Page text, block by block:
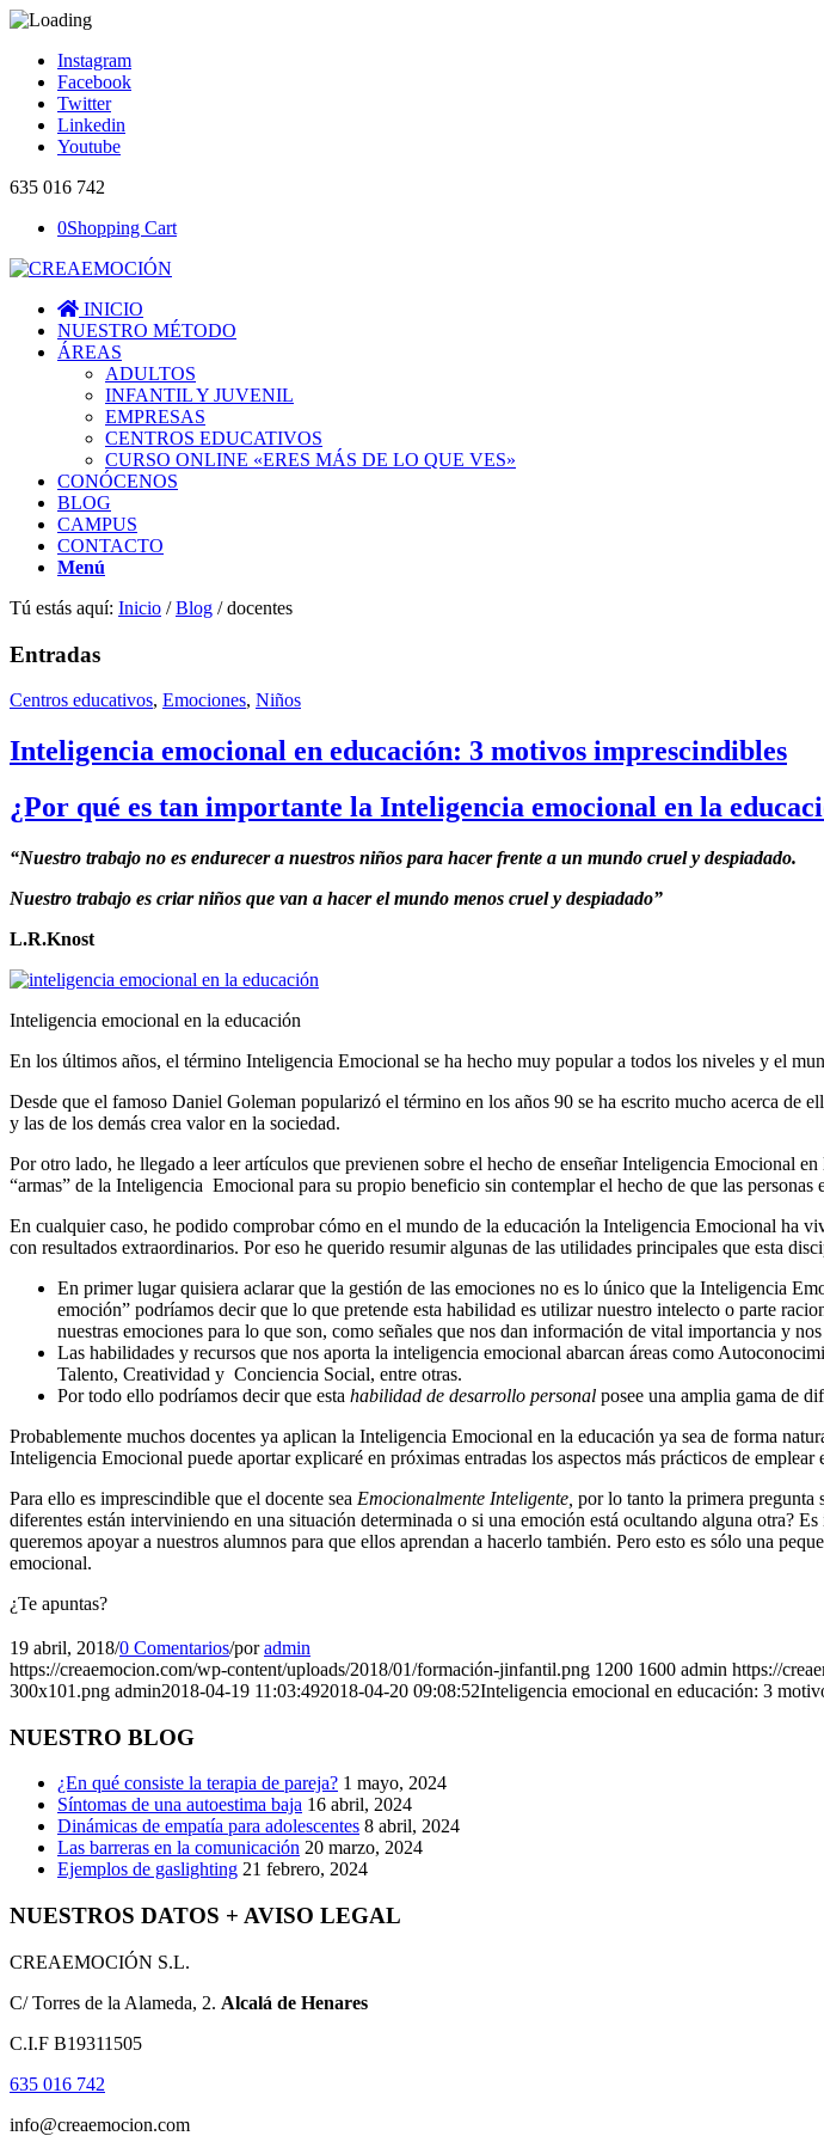
Instagram
Facebook
Twitter
Linkedin
Youtube
635 016 742
0Shopping Cart
INICIO
NUESTRO MÉTODO
ÁREAS
ADULTOS
INFANTIL Y JUVENIL
EMPRESAS
CENTROS EDUCATIVOS
CURSO ONLINE «ERES MÁS DE LO QUE VES»
CONÓCENOS
BLOG
CAMPUS
CONTACTO
Menú
Tú estás aquí: Inicio / Blog / docentes
Entradas
Centros educativos, Emociones, Niños
Inteligencia emocional en educación: 3 motivos imprescindibles
¿Por qué es tan importante la Inteligencia emocional en la
“Nuestro trabajo no es endurecer a nuestros niños para hacer frente a un mundo cruel y despiadado.
Nuestro trabajo es criar niños que van a hacer el mundo menos cruel y despiadado”
L.R.Knost
Inteligencia emocional en la educación
En los últimos años, el término Inteligencia Emocional se ha hecho muy popular a todos los niveles y el
Desde que el famoso Daniel Goleman popularizó el término en los años 90 se ha escrito mucho acerca de
y las de los demás crea valor en la sociedad.
Por otro lado, he llegado a leer artículos que previenen sobre el hecho de enseñar Inteligencia Emocional
“armas” de la Inteligencia Emocional para su propio beneficio sin contemplar el hecho de que las
En cualquier caso, he podido comprobar cómo en el mundo de la educación la Inteligencia Emocional ha
con resultados extraordinarios. Por eso he querido resumir algunas de las utilidades principales que esta
En primer lugar quisiera aclarar que la gestión de las emociones no es lo único que la Inteligencia
emoción” podríamos decir que lo que pretende esta habilidad es utilizar nuestro intelecto o parte
nuestras emociones para lo que son, como señales que nos dan información de vital importancia y
Las habilidades y recursos que nos aporta la inteligencia emocional abarcan áreas como
Talento, Creatividad y Conciencia Social, entre otras.
Por todo ello podríamos decir que esta habilidad de desarrollo personal posee una amplia gama de
Probablemente muchos docentes ya aplican la Inteligencia Emocional en la educación ya sea de forma
Inteligencia Emocional puede aportar explicaré en próximas entradas los aspectos más prácticos de
Para ello es imprescindible que el docente sea Emocionalmente Inteligente, por lo tanto la primera pregunta
diferentes están interviniendo en una situación determinada o si una emoción está ocultando alguna otra?
queremos apoyar a nuestros alumnos para que ellos aprendan a hacerlo también. Pero esto es sólo una
emocional.
¿Te apuntas?
19 abril, 2018/0 Comentarios/poradmin
https://creaemocion.com/wp-content/uploads/2018/01/formación-jinfantil.png 1200 1600 admin https://
300x101.png admin2018-04-19 11:03:492018-04-20 09:08:52Inteligencia emocional en educación: 3
NUESTRO BLOG
¿En qué consiste la terapia de pareja? 1 mayo, 2024
Síntomas de una autoestima baja 16 abril, 2024
Dinámicas de empatía para adolescentes 8 abril, 2024
Las barreras en la comunicación 20 marzo, 2024
Ejemplos de gaslighting 21 febrero, 2024
NUESTROS DATOS + AVISO LEGAL
CREAEMOCIÓN S.L.
C/ Torres de la Alameda, 2. Alcalá de Henares
C.I.F B19311505
635 016 742
info@creaemocion.com